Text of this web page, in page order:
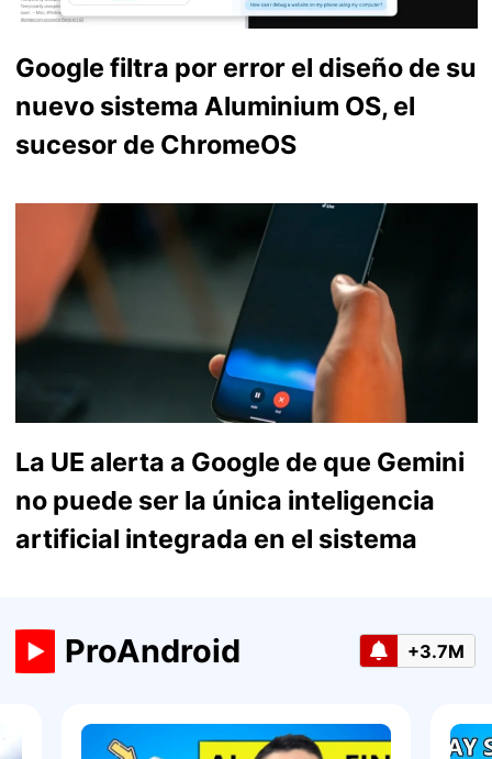
Google filtra por error el diseño de su
nuevo sistema Aluminium OS, el
sucesor de ChromeOS
La UE alerta a Google de que Gemini
no puede ser la única inteligencia
artificial integrada en el sistema
ProAndroid +3.7M